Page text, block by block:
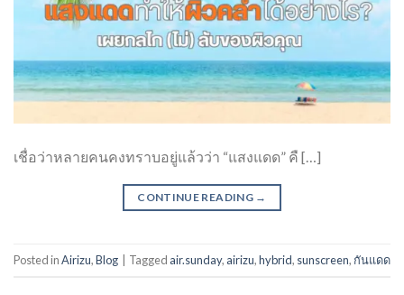
เชื่อว่าหลายคนคงทราบอยู่แล้วว่า “แสงแดด” คื […]
CONTINUE READING →
Posted inAirizu,Blog Tagged air.sunday, airizu,hybrid, sunscreen, กันแดด